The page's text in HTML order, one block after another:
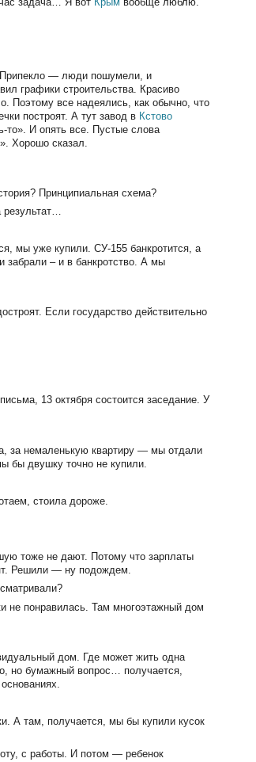
Припекло — люди пошумели, и
графики строительства. Красиво
Поэтому все надеялись, как обычно, что
построят. А тут завод в Кстово
то». И опять все. Пустые слова
Хорошо сказал.
Принципиальная схема?
мы уже купили. СУ-155 банкротится, а
забрали – и в банкротство. А мы
Если государство действительно
13 октября состоится заседание. У
за немаленькую квартиру — мы отдали
бы двушку точно не купили.
стоила дороже.
тоже не дают. Потому что зарплаты
Решили — ну подождем.
не понравилась. Там многоэтажный дом
дом. Где может жить одна
но бумажный вопрос… получается,
А там, получается, мы бы купили кусок
с работы. И потом — ребенок